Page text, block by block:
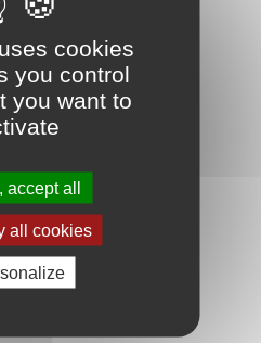
cookies
you control
you want to
accept all
all cookies